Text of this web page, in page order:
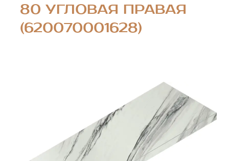
80 УГЛОВАЯ ПРАВАЯ
(620070001628)